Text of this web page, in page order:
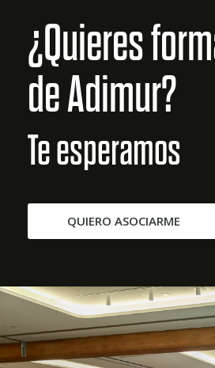
¿Quieres
de Adimur?
Te esperamos
QUIERO ASOCIARME